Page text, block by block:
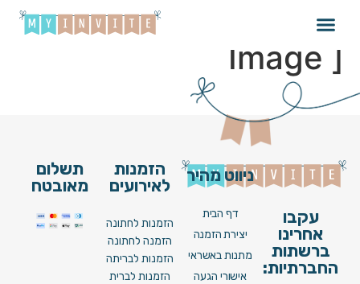
Wedding_015_V22 [
Image ]
עקבו
אחרינו
ברשתות
החברתיות:
ניווט מהיר
דף הבית
יצירת הזמנה
מתנות באשראי
אישורי הגעה
הזמנות
לאירועים
הזמנות לחתונה
הזמנה לחתונה
הזמנות לבריתה
הזמנות לברית
תשלום
מאובטח